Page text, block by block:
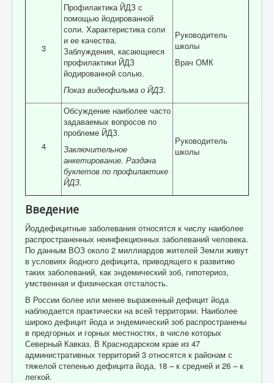
3
Профилактика ЙДЗ с
помощью йодированной
соли. Характеристика соли
и ее качества.
Заблуждения, касающиеся
профилактики ЙДЗ
йодированной солью.
Показ видеофильма о ЙДЗ.
Руководитель
школы
Врач ОМК
4
Обсуждение наиболее часто
задаваемых вопросов по
проблеме ЙДЗ.
Заключительное
анкетирование. Раздача
буклетов по профилактике
ЙДЗ.
Руководитель
школы
Введение
Йоддефицитные заболевания относятся к числу наиболее
распространенных неинфекционных заболеваний человека.
По данным ВОЗ около 2 миллиардов жителей Земли живут
в условиях йодного дефицита, приводящего к развитию
таких заболеваний, как эндемический зоб, гипотериоз,
умственная и физическая отсталость.
В России более или менее выраженный дефицит йода
наблюдается практически на всей территории. Наиболее
широко дефицит йода и эндемический зоб распространены
в предгорных и горных местностях, в числе которых
Северный Кавказ. В Краснодарском крае из 47
административных территорий 3 относятся к районам с
тяжелой степенью дефицита йода, 18 – к средней и 26 – к
легкой.